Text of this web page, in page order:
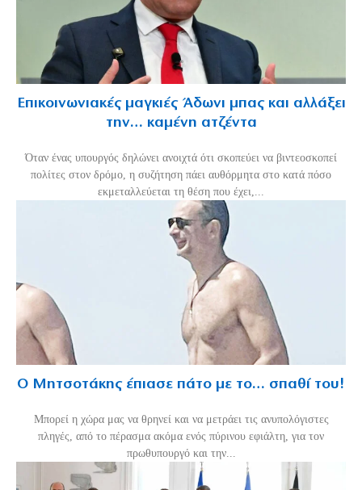
Επικοινωνιακές μαγκιές Άδωνι μπας και αλλάξει
την… καμένη ατζέντα
Όταν ένας υπουργός δηλώνει ανοιχτά ότι σκοπεύει να βιντεοσκοπεί
πολίτες στον δρόμο, η συζήτηση πάει αυθόρμητα στο κατά πόσο
εκμεταλλεύεται τη θέση που έχει,...
Ο Μητσοτάκης έπιασε πάτο με το… σπαθί του!
Mπορεί η χώρα μας να θρηνεί και να μετράει τις ανυπολόγιστες
πληγές, από το πέρασμα ακόμα ενός πύρινου εφιάλτη, για τον
πρωθυπουργό και την...